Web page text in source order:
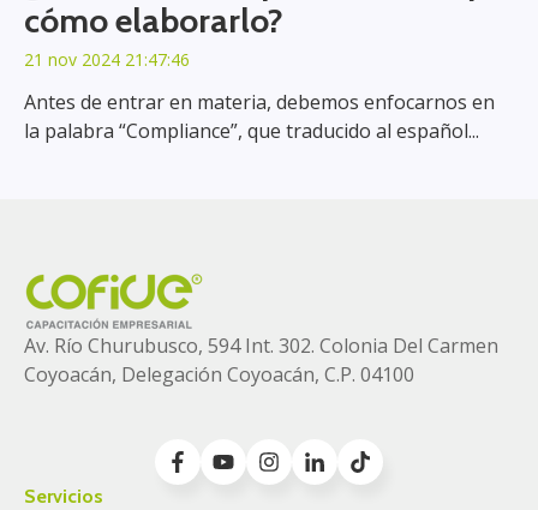
cómo elaborarlo?
21 nov 2024 21:47:46
Antes de entrar en materia, debemos enfocarnos en
la palabra “Compliance”, que traducido al español...
Av. Río Churubusco, 594 Int. 302. Colonia Del Carmen
Coyoacán, Delegación Coyoacán, C.P. 04100
Servicios